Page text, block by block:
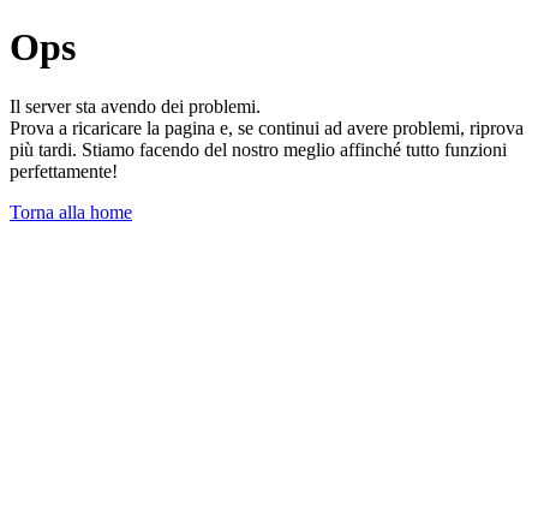
Ops
Il server sta avendo dei problemi.
Prova a ricaricare la pagina e, se continui ad avere problemi, riprova
più tardi. Stiamo facendo del nostro meglio affinché tutto funzioni
perfettamente!
Torna alla home